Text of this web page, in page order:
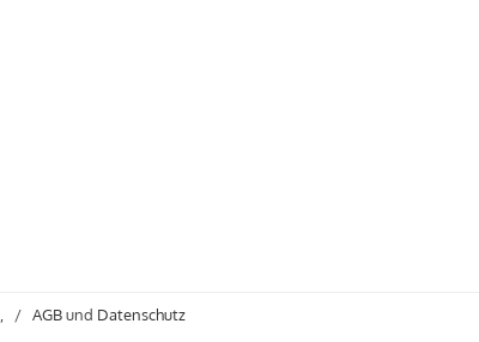
/AGBund Datenschutz